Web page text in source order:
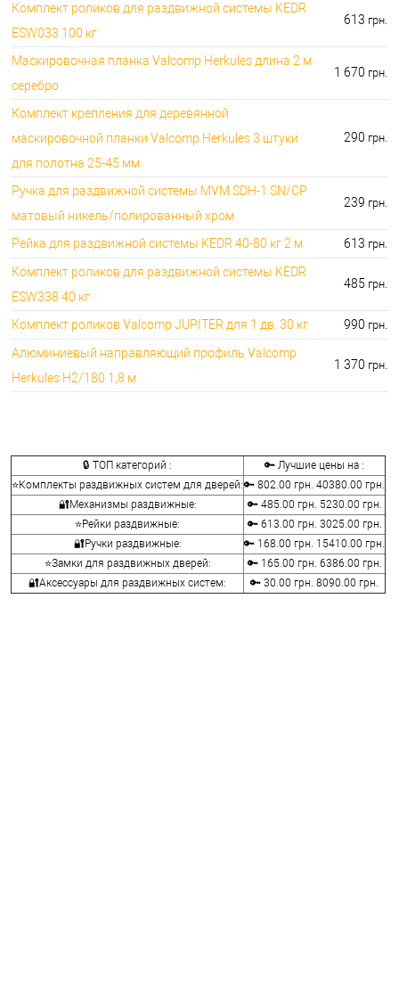
Комплект роликов для раздвижной системы KEDR
ESW033 100 кг
613 грн.
Маскировочная планка Valcomp Herkules длина 2 м
серебро
1 670 грн.
Комплект крепления для деревянной
маскировочной планки Valcomp Herkules 3 штуки
для полотна 25-45 мм
290 грн.
Ручка для раздвижной системы MVM SDH-1 SN/CP
матовый никель/полированный хром
239 грн.
Рейка для раздвижной системы KEDR 40-80 кг 2 м 613 грн.
Комплект роликов для раздвижной системы KEDR
ESW338 40 кг
485 грн.
Комплект роликов Valcomp JUPITER для 1 дв. 30 кг 990 грн.
Алюминиевый направляющий профиль Valcomp
Herkules H2/180 1,8 м
1 370 грн.
🔒 ТОП категорий :
🔑 Лучшие цены на :
⭐Комплекты раздвижных систем для дверей:🔑 802.00 грн. 40380.00 грн.
🔐Механизмы раздвижные:
🔑 485.00 грн. 5230.00 грн.
⭐Рейки раздвижные:
🔑 613.00 грн. 3025.00 грн.
🔐Ручки раздвижные:
🔑 168.00 грн. 15410.00 грн.
⭐Замки для раздвижных дверей:
🔑 165.00 грн. 6386.00 грн.
🔐Аксессуары для раздвижных систем:
🔑 30.00 грн. 8090.00 грн.